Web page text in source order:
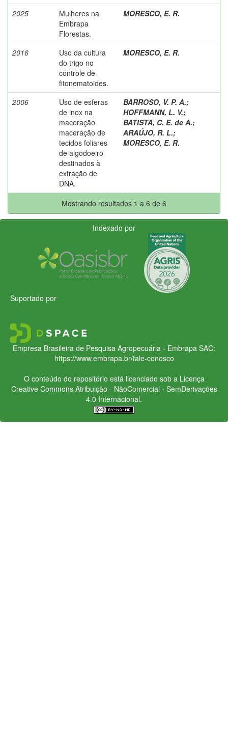
2025
Mulheres na
Embrapa
Florestas.
MORESCO, E. R.
2016
Uso da cultura
do trigo no
controle de
fitonematoides.
MORESCO, E. R.
2006
Uso de esferas
de inox na
maceração
maceração de
tecidos foliares
de algodoeiro
destinados à
extração de
DNA.
BARROSO, V. P. A.;
HOFFMANN, L. V.;
BATISTA, C. E. de A.;
ARAÚJO, R. L.;
MORESCO, E. R.
Mostrando resultados 1 a 6 de 6
Indexado por
Suportado por
Empresa Brasileira de Pesquisa Agropecuária - Embrapa SAC:
https://www.embrapa.br/fale-conosco
O conteúdo do repositório está licenciado sob a Licença
Creative CommonsAtribuição - NãoComercial - SemDerivações
4.0 Internacional.